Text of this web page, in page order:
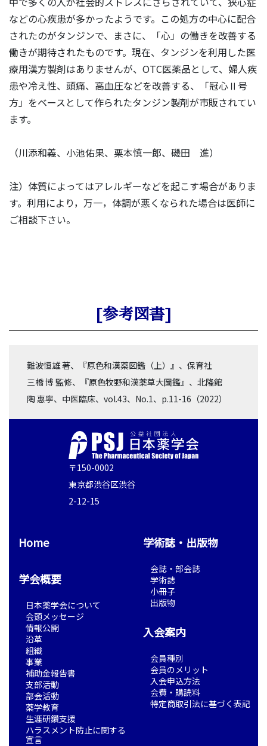
などの心疾患が多かったようです。この処方の中心に配合
されたのがタンジンで、まさに、「心」の働きを改善する
働きが期待されたものです。現在、タンジンを利用した医
療用漢方製剤はありませんが、OTC医薬品として、婦人疾
患や冷え性、頭痛、高血圧などを改善する、「冠心Ⅱ号
方」をベースとして作られたタンジン製剤が市販されてい
ます。
（川添和義、小池佑果、栗本慎一郎、磯田 進）
注）体質によってはアレルギーなどを起こす場合がありま
す。利用により，万一，体調が悪くなられた場合は医師に
ご相談下さい。
[参考図書]
難波恒雄 著、『原色和漢薬図鑑（上）』、保育社
三橋 博 監修、『原色牧野和漢薬草大圖鑑』、北隆館
陶 惠寧、中医臨床、vol.43、No.1、p.11-16（2022）
〒150-0002
東京都渋谷区渋谷
2-12-15
Home
学会概要
日本薬学会について
会頭メッセージ
情報公開
沿革
組織
事業
補助金報告書
支部活動
部会活動
薬学教育
生涯研鑽支援
ハラスメント防止に関する
宣言
学術誌・出版物
会誌・部会誌
学術誌
小冊子
出版物
入会案内
会員種別
会員のメリット
入会申込方法
会費・購読料
特定商取引法に基づく表記